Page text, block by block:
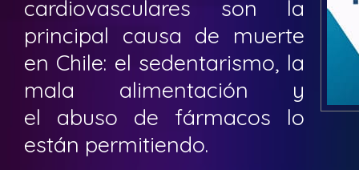
cardiovasculares son la
principal causa de muerte
en Chile: el sedentarismo, la
mala alimentación y
el abuso de fármacos lo
están permitiendo.